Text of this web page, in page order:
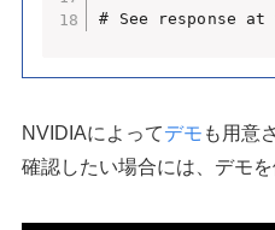
# See response
NVIDIAによってデモ も用意
確認したい場合には、デモ